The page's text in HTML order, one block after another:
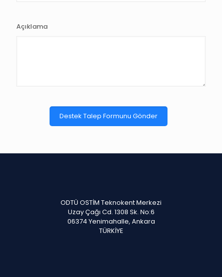
Açıklama
Destek Talep Formunu Gönder
ODTÜ OSTİM Teknokent Merkezi
Uzay Çağı Cd. 1308 Sk. No:6
06374 Yenimahalle, Ankara
TÜRKİYE